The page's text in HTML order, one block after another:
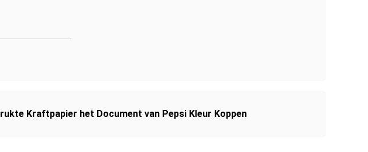
Kraftpapier het Document van Pepsi Kleur Koppen